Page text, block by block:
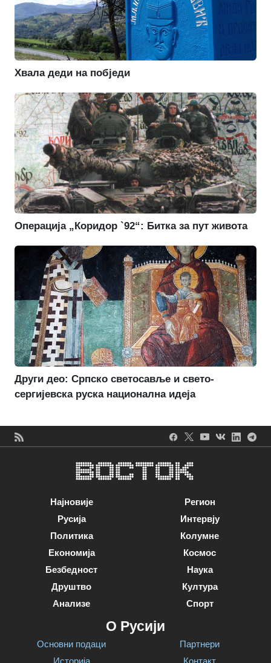
Хвала деди на побједи
Операција „Коридор `92“: Битка за пут живота
Други део: Српско светосавље и свето-
сергијевска руска национална идеја
Најновије
Русија
Политика
Економија
Безбедност
Друштво
Анализе
Регион
Интервју
Колумне
Космос
Наука
Култура
Спорт
О Русији
Основни подаци
Партнери